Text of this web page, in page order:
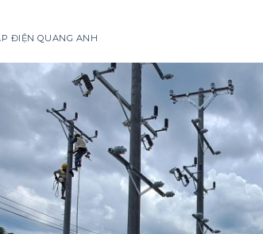
ĐIỆN QUANG ANH